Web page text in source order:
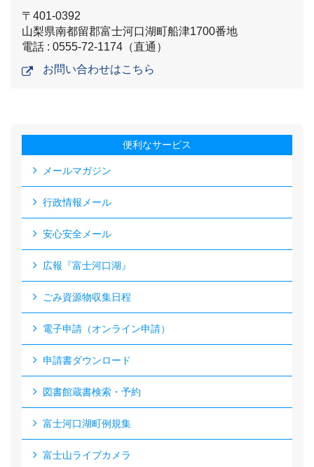
〒401-0392
山梨県南都留郡富士河口湖町船津1700番地
電話 : 0555-72-1174（直通）
お問い合わせはこちら
便利なサービス
メールマガジン
行政情報メール
安心安全メール
広報『富士河口湖』
ごみ資源物収集日程
電子申請（オンライン申請）
申請書ダウンロード
図書館蔵書検索・予約
富士河口湖町例規集
富士山ライブカメラ